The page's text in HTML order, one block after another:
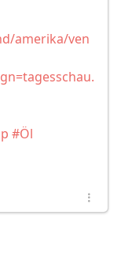
amerika/ven
#Öl